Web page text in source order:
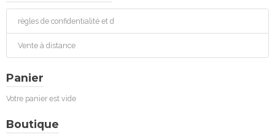
règles de confidentialité et d
Vente à distance
Panier
Votre panier est vide
Boutique